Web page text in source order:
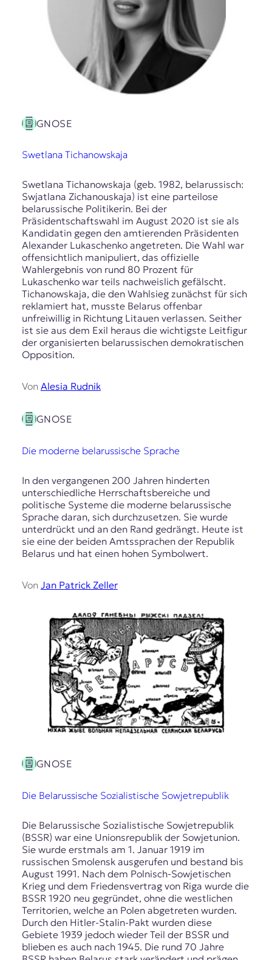
GNOSE
Swetlana Tichanowskaja
Swetlana Tichanowskaja (geb. 1982, belarussisch:
Swjatlana Zichanouskaja) ist eine parteilose
belarussische Politikerin. Bei der
Präsidentschaftswahl im August 2020 ist sie als
Kandidatin gegen den amtierenden Präsidenten
Alexander Lukaschenko angetreten. Die Wahl war
offensichtlich manipuliert, das offizielle
Wahlergebnis von rund 80 Prozent für
Lukaschenko war teils nachweislich gefälscht.
Tichanowskaja, die den Wahlsieg zunächst für sich
reklamiert hat, musste Belarus offenbar
unfreiwillig in Richtung Litauen verlassen. Seither
ist sie aus dem Exil heraus die wichtigste Leitfigur
der organisierten belarussischen demokratischen
Opposition.
Von Alesia Rudnik
GNOSE
Die moderne belarussische Sprache
In den vergangenen 200 Jahren hinderten
unterschiedliche Herrschaftsbereiche und
politische Systeme die moderne belarussische
Sprache daran, sich durchzusetzen. Sie wurde
unterdrückt und an den Rand gedrängt. Heute ist
sie eine der beiden Amtssprachen der Republik
Belarus und hat einen hohen Symbolwert.
Von Jan Patrick Zeller
GNOSE
Die Belarussische Sozialistische Sowjetrepublik
Die Belarussische Sozialistische Sowjetrepublik
(BSSR) war eine Unionsrepublik der Sowjetunion.
Sie wurde erstmals am 1. Januar 1919 im
russischen Smolensk ausgerufen und bestand bis
August 1991. Nach dem Polnisch-Sowjetischen
Krieg und dem Friedensvertrag von Riga wurde die
BSSR 1920 neu gegründet, ohne die westlichen
Territorien, welche an Polen abgetreten wurden.
Durch den Hitler-Stalin-Pakt wurden diese
Gebiete 1939 jedoch wieder Teil der BSSR und
blieben es auch nach 1945. Die rund 70 Jahre